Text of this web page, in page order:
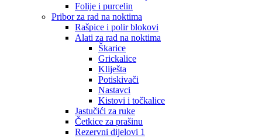
Folije i purcelin
Pribor za rad na noktima
Rašpice i polir blokovi
Alati za rad na noktima
Škarice
Grickalice
Kliješta
Potiskivači
Nastavci
Kistovi i točkalice
Jastučići za ruke
Četkice za prašinu
Rezervni dijelovi 1